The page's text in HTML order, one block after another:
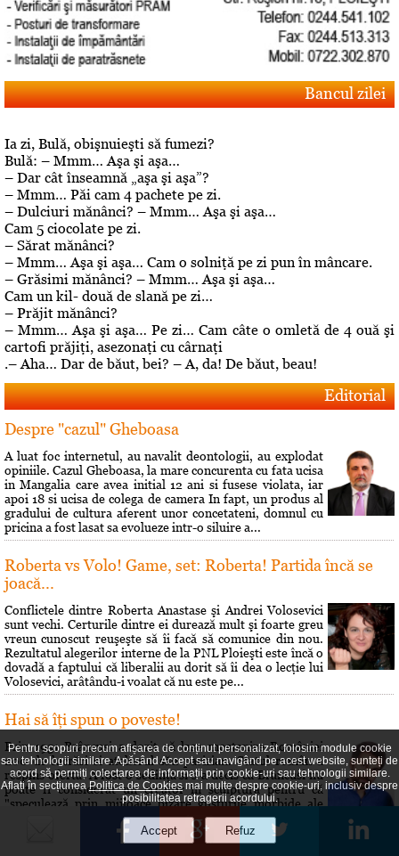
Bancul zilei
Ia zi, Bulă, obişnuieşti să fumezi?
Bulă: – Mmm… Aşa şi aşa…
– Dar cât înseamnă „aşa şi aşa”?
– Mmm… Păi cam 4 pachete pe zi.
– Dulciuri mănânci? – Mmm… Aşa şi aşa…
Cam 5 ciocolate pe zi.
– Sărat mănânci?
– Mmm… Aşa şi aşa… Cam o solniţă pe zi pun în mâncare.
– Grăsimi mănânci? – Mmm… Aşa şi aşa…
Cam un kil- două de slană pe zi…
– Prăjit mănânci?
– Mmm… Aşa şi aşa… Pe zi… Cam câte o omletă de 4 ouă şi
cartofi prăjiţi, asezonaţi cu cârnaţi
.– Aha… Dar de băut, bei? – A, da! De băut, beau!
Editorial
Despre "cazul" Gheboasa
A luat foc internetul, au navalit deontologii, au explodat
opiniile. Cazul Gheboasa, la mare concurenta cu fata ucisa
in Mangalia care avea initial 12 ani si fusese violata, iar
apoi 18 si ucisa de colega de camera In fapt, un produs al
gradului de cultura aferent unor concetateni, domnul cu
pricina a fost lasat sa evolueze intr-o siluire a...
Roberta vs Volo! Game, set: Roberta! Partida încă se
joacă...
Conflictele dintre Roberta Anastase şi Andrei Volosevici
sunt vechi. Certurile dintre ei durează mult şi foarte greu
vreun cunoscut reuşeşte să îi facă să comunice din nou.
Rezultatul alegerilor interne de la PNL Ploieşti este încă o
dovadă a faptului că liberalii au dorit să îi dea o lecţie lui
Volosevici, arâtându-i voalat că nu este pe...
Hai să îţi spun o poveste!
Prin 1951 Brâncusi a dorit să lase mostenire României
200 de lucrări si atelierul său parizian. Statul român a
respins oferta. A fost o sedinţă si s-a decis că Brâncusi nu
poate fi considerat un creator în sculptură pentru că
"speculează prin mijloace bizare gusturile morbide ale
societăţii burgheze". Cei care au hotărât asta au fost...
Pentru scopuri precum afișarea de conținut personalizat, folosim module cookie
sau tehnologii similare. Apăsând Accept sau navigând pe acest website, sunteți de
acord să permiți colectarea de informații prin cookie-uri sau tehnologii similare.
Aflați în secțiuneaPolitica de Cookiesmai multe despre cookie-uri, inclusiv despre
posibilitatea retragerii acordului.